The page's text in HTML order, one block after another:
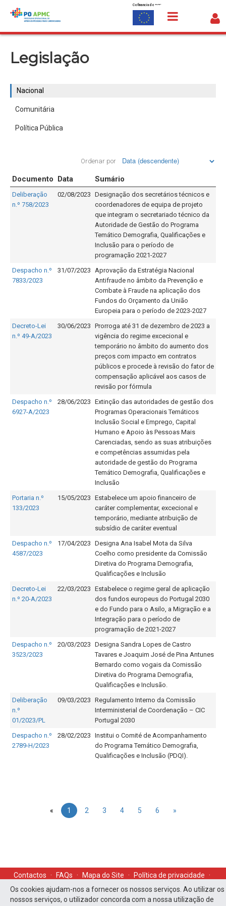
Saltar para o conteúdo
Os cookies ajudam-nos a fornecer os nossos serviços. Ao utilizar os
nossos serviços, o utilizador concorda com a nossa utilização de
Cofinanciado por:
Legislação
Nacional
Comunitária
Política Pública
Ordenar por
Documento Data Sumário
Deliberação
n.º 758/2023
02/08/2023 Designação dos secretários técnicos e
coordenadores de equipa de projeto
que integram o secretariado técnico da
Autoridade de Gestão do Programa
Temático Demografia, Qualificações e
Inclusão para o período de
programação 2021-2027
Despacho n.º
7833/2023
31/07/2023 Aprovação da Estratégia Nacional
Antifraude no âmbito da Prevenção e
Combate à Fraude na aplicação dos
Fundos do Orçamento da União
Europeia para o período de 2023-2027
Decreto-Lei
n.º 49-A/2023
30/06/2023 Prorroga até 31 de dezembro de 2023 a
vigência do regime excecional e
temporário no âmbito do aumento dos
preços com impacto em contratos
públicos e procede à revisão do fator de
compensação aplicável aos casos de
revisão por fórmula
Despacho n.º
6927-A/2023
28/06/2023 Extinção das autoridades de gestão dos
Programas Operacionais Temáticos
Inclusão Social e Emprego, Capital
Humano e Apoio às Pessoas Mais
Carenciadas, sendo as suas atribuições
e competências assumidas pela
autoridade de gestão do Programa
Temático Demografia, Qualificações e
Inclusão
Portaria n.º
133/2023
15/05/2023 Estabelece um apoio financeiro de
caráter complementar, excecional e
temporário, mediante atribuição de
subsídio de caráter eventual
Despacho n.º
4587/2023
17/04/2023 Designa Ana Isabel Mota da Silva
Coelho como presidente da Comissão
Diretiva do Programa Demografia,
Qualificações e Inclusão
Decreto-Lei
n.º 20-A/2023
22/03/2023 Estabelece o regime geral de aplicação
dos fundos europeus do Portugal 2030
e do Fundo para o Asilo, a Migração e a
Integração para o período de
programação de 2021-2027
Despacho n.º
3523/2023
20/03/2023 Designa Sandra Lopes de Castro
Tavares e Joaquim José de Pina Antunes
Bernardo como vogais da Comissão
Diretiva do Programa Demografia,
Qualificações e Inclusão.
Deliberação
n.º
01/2023/PL
09/03/2023 Regulamento Interno da Comissão
Interministerial de Coordenação – CIC
Portugal 2030
Despacho n.º
2789-H/2023
28/02/2023 Institui o Comité de Acompanhamento
do Programa Temático Demografia,
Qualificações e Inclusão (PDQI).
« 1 2 3 4 5 6 »
Contactos · FAQs · Mapa do Site · Política de privacidade
·
Acessibilidade